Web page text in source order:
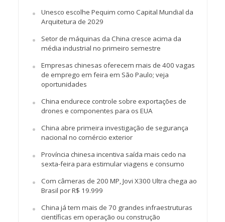
Unesco escolhe Pequim como Capital Mundial da
Arquitetura de 2029
Setor de máquinas da China cresce acima da
média industrial no primeiro semestre
Empresas chinesas oferecem mais de 400 vagas
de emprego em feira em São Paulo; veja
oportunidades
China endurece controle sobre exportações de
drones e componentes para os EUA
China abre primeira investigação de segurança
nacional no comércio exterior
Província chinesa incentiva saída mais cedo na
sexta-feira para estimular viagens e consumo
Com câmeras de 200 MP, Jovi X300 Ultra chega ao
Brasil por R$ 19.999
China já tem mais de 70 grandes infraestruturas
científicas em operação ou construção